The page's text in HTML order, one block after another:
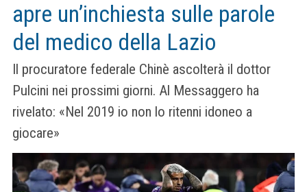
apre un’inchiesta sulle parole
del medico della Lazio
Il procuratore federale Chinè ascolterà il dottor
Pulcini nei prossimi giorni. Al Messaggero ha
rivelato: «Nel 2019 io non lo ritenni idoneo a
giocare»